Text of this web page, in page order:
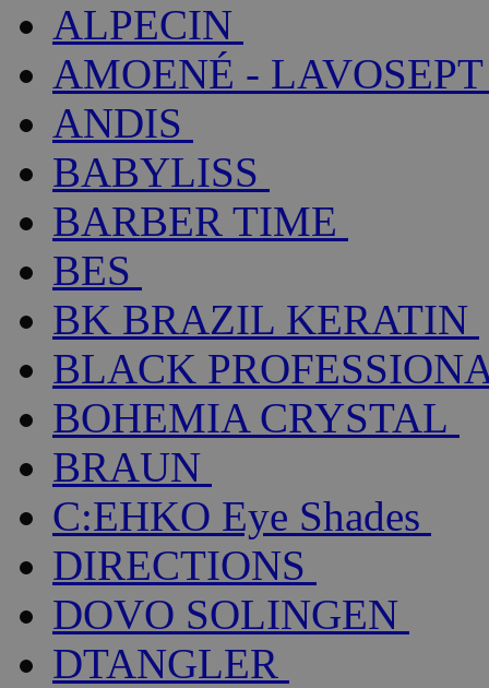
ALPECIN
AMOENÉ - LAVOSEPT
ANDIS
BABYLISS
BARBER TIME
BES
BK BRAZIL KERATIN
BLACK
BOHEMIA CRYSTAL
BRAUN
C:EHKO Eye Shades
DIRECTIONS
DOVO SOLINGEN
DTANGLER